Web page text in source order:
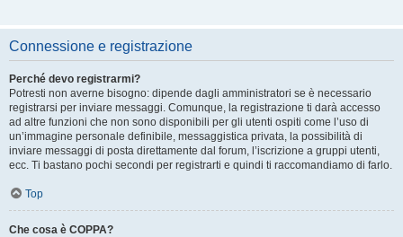
Connessione e registrazione
Perché devo registrarmi?
Potresti non averne bisogno: dipende dagli amministratori se è necessario
registrarsi per inviare messaggi. Comunque, la registrazione ti darà accesso
ad altre funzioni che non sono disponibili per gli utenti ospiti come l’uso di
un’immagine personale definibile, messaggistica privata, la possibilità di
inviare messaggi di posta direttamente dal forum, l’iscrizione a gruppi utenti,
ecc. Ti bastano pochi secondi per registrarti e quindi ti raccomandiamo di farlo.
Top
Che cosa è COPPA?